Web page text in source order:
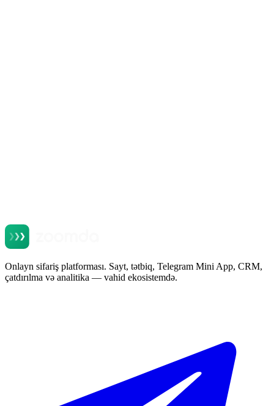
Onlayn sifariş platforması. Sayt, tətbiq, Telegram Mini App, CRM,
çatdırılma və analitika — vahid ekosistemdə.